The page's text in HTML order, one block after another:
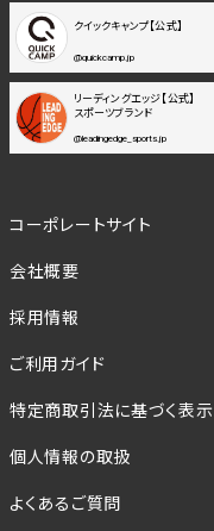
クイックキャンプ【公式】
@quickcamp.jp
リーディングエッジ【公式】
スポーツブランド
@leadingedge_sports.jp
コーポレートサイト
会社概要
採用情報
ご利用ガイド
特定商取引法に基づく表示
個人情報の取扱
よくあるご質問